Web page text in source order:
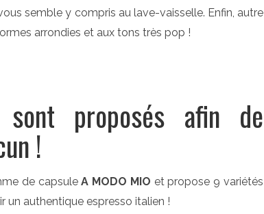
semble y compris au lave-vaisselle. Enfin, autre
arrondies et aux tons très pop !
sont proposés afin de
!
de capsuleA MODO MIO et propose 9 variétés
un authentique espresso italien !